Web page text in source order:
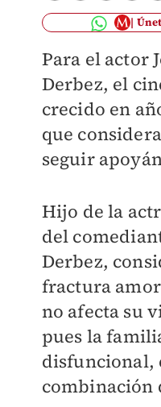
Para el actor
Derbez, el
crecido en
que
seguir
Hijo de la
del
Derbez,
fractura
no afecta su
pues la
disfuncional,
combinación